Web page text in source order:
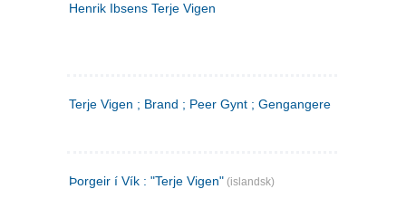
Henrik Ibsens Terje Vigen
Terje Vigen ; Brand ; Peer Gynt ; Gengangere
Þorgeir í Vík : "Terje Vigen" (islandsk)